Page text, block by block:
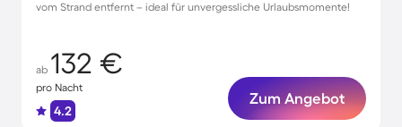
vom Strand entfernt – ideal für unvergessliche Urlaubsmomente!
ab 132 €
pro Nacht
4.2
Zum Angebot